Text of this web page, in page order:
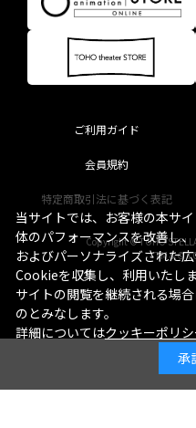
ご利用ガイド
会員規約
特定商取引法に基づく表記
Copyright © TOHO
TM & ©
当サイトでは、お客様の本サ
体のパフォーマンスを改善し
およびパーソナライズされた
Cookieを収集し、利用いたしま
サイトの閲覧を継続される場
のとみなします。
詳細についてはクッキーポリ
承